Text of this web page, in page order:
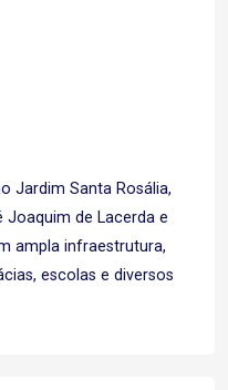
Jardim Santa Rosália,
de Lacerda e
ampla infraestrutura,
escolas e diversos